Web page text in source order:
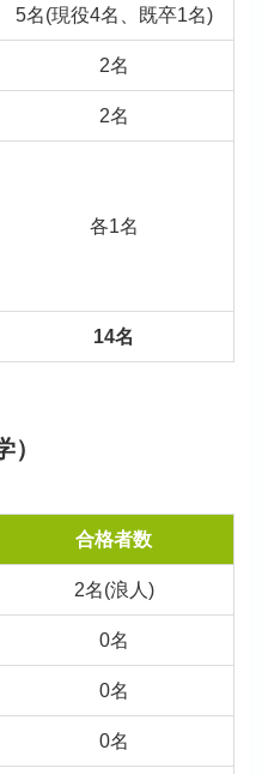
5名(現役4名、既卒1名)
2名
2名
各1名
14名
合格者数
2名(浪人)
0名
0名
0名